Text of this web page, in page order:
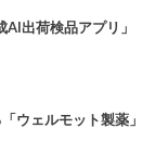
出荷検品アプリ」
ウェルモット製薬」